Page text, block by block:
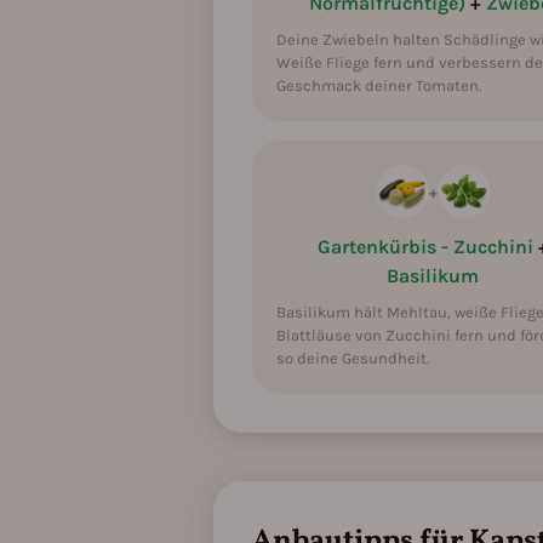
Zwiebel (Frühlingszwiebel):
Bohne (Buschbohne):
Bohne (Stangenbohne):
Süßkartoffel : Vorziehen Sep. -
Deine Zwiebeln halten Schädlinge
Weiße Fliege fern und verbessern
Geschmack deiner Tomaten.
+
Gartenkürbis - Zucchini
Basilikum
Basilikum hält Mehltau, weiße
Blattläuse von Zucchini fern und
so deine Gesundheit.